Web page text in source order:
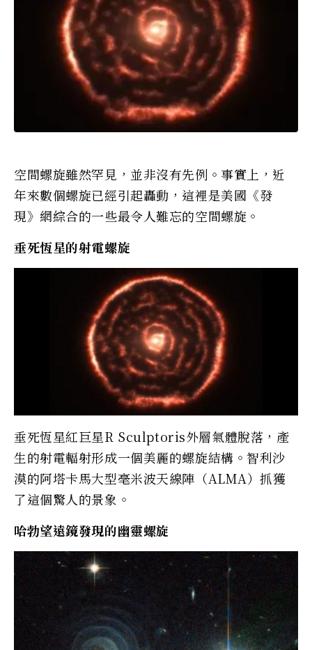
空間螺旋雖然罕見，並非沒有先例。事實上，近
年來數個螺旋已經引起轟動，這裡是美國《發
現》網綜合的一些最令人難忘的空間螺旋。
垂死恆星的射電螺旋
垂死恆星紅巨星R Sculptoris外層氣體脫落，產
生的射電輻射形成一個美麗的螺旋結構。智利沙
漠的阿塔卡馬大型毫米波天線陣（ALMA）抓獲
了這個驚人的景象。
哈勃望遠鏡發現的幽靈螺旋